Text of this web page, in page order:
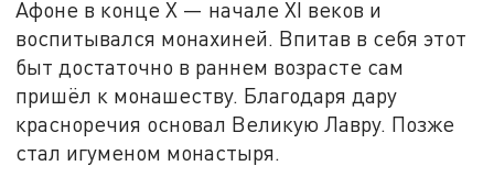
Афоне в конце X — начале XI веков и
воспитывался монахиней. Впитав в себя этот
быт достаточно в раннем возрасте сам
пришёл к монашеству. Благодаря дару
красноречия основал Великую Лавру. Позже
стал игуменом монастыря.